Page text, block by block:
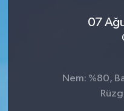
07
Nem: %80,